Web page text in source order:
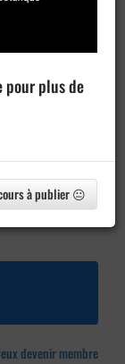
devenir membre
pour plus de
à publier 😐